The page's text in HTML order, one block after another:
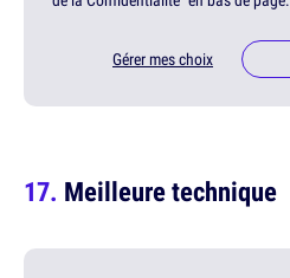
Gérer mes choix
Meilleure technique